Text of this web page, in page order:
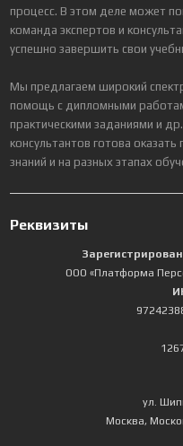
процесс. В этом деле может
команда экспертов и
успешно завершить свои
Мы предлагаем широкий
помощь с дипломными
практическими заданиями и
консультантов готова
знаний и на разных этапах
Реквизиты
ООО «Платформа
ул.
Москва,